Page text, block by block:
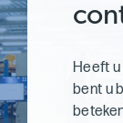
Heeft
bent u